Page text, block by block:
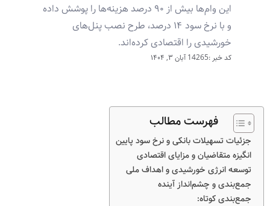
این وام‌ها بیش از ۹۰ درصد هزینه‌ها را پوشش داده
و با نرخ سود ۱۴ درصد، طرح نصب پنل‌های
خورشیدی را اقتصادی کرده‌اند.
کد خبر :14265 آبان ۳, ۱۴۰۴
فهرست مطالب
جزئیات تسهیلات بانکی و نرخ سود پایین
انگیزه متقاضیان و مزایای اقتصادی
توسعه انرژی خورشیدی و اهداف ملی
جمع‌بندی و چشم‌انداز آینده
جمع‌بندی کوتاه: